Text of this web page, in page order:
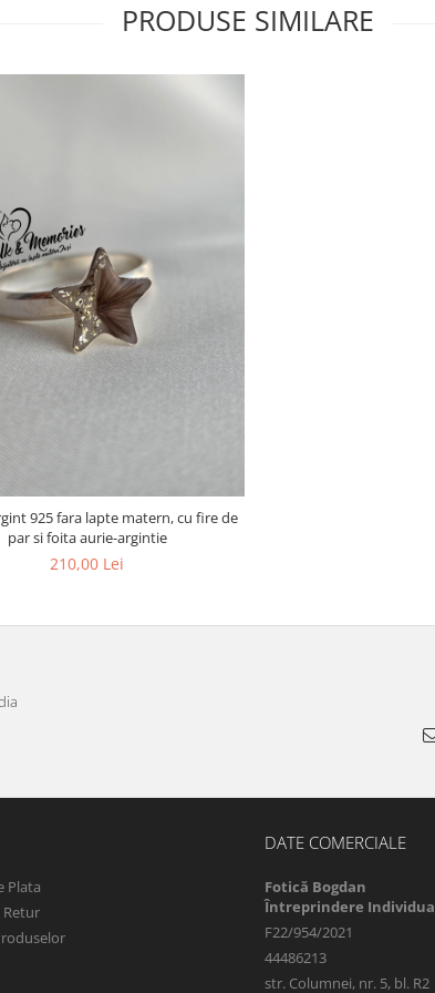
PRODUSE SIMILARE
925 fara lapte matern, cu fire de
par si foita aurie-argintie
210,00 Lei
Plata
Retur
DATE COMERCIALE
Fotică Bogdan
Întreprindere
F22/954/2021
44486213
str. Columnei, nr. 5, bl. R2